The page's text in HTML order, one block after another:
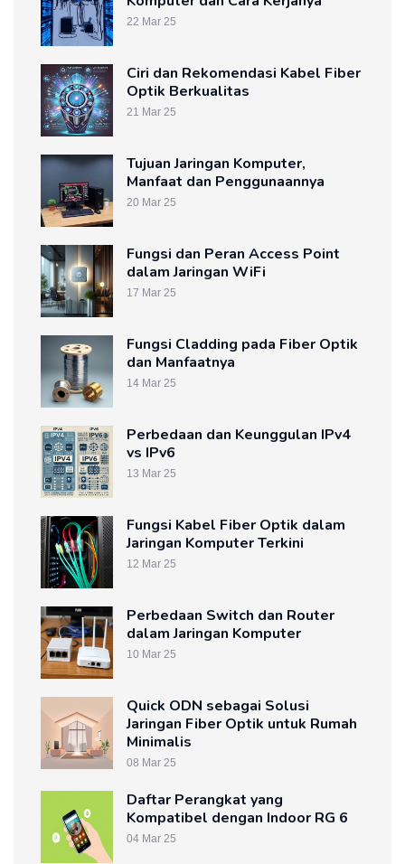
22 Mar 25
Ciri dan Rekomendasi Kabel Fiber
Optik Berkualitas
21 Mar 25
Tujuan Jaringan Komputer,
Manfaat dan Penggunaannya
20 Mar 25
Fungsi dan Peran Access Point
dalam Jaringan WiFi
17 Mar 25
Fungsi Cladding pada Fiber Optik
dan Manfaatnya
14 Mar 25
Perbedaan dan Keunggulan IPv4
vs IPv6
13 Mar 25
Fungsi Kabel Fiber Optik dalam
Jaringan Komputer Terkini
12 Mar 25
Perbedaan Switch dan Router
dalam Jaringan Komputer
10 Mar 25
Quick ODN sebagai Solusi
Jaringan Fiber Optik untuk Rumah
Minimalis
08 Mar 25
Daftar Perangkat yang
Kompatibel dengan Indoor RG 6
04 Mar 25